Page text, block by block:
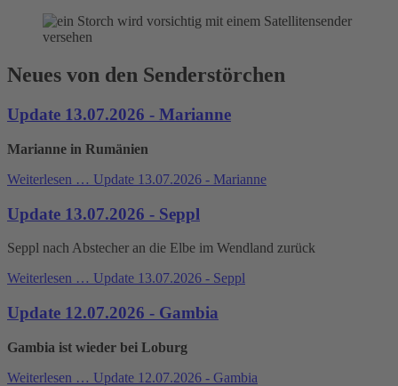
Neues von den Senderstörchen
Update 13.07.2026 - Marianne
Marianne in Rumänien
Weiterlesen … Update 13.07.2026 - Marianne
Update 13.07.2026 - Seppl
Seppl nach Abstecher an die Elbe im Wendland zurück
Weiterlesen … Update 13.07.2026 - Seppl
Update 12.07.2026 - Gambia
Gambia ist wieder bei Loburg
Weiterlesen … Update 12.07.2026 - Gambia